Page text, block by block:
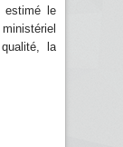
estimé le
la